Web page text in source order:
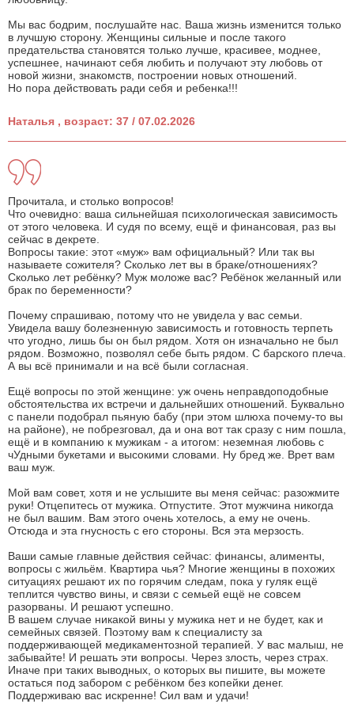
Мы вас бодрим, послушайте нас. Ваша жизнь изменится только
в лучшую сторону. Женщины сильные и после такого
предательства становятся только лучше, красивее, моднее,
успешнее, начинают себя любить и получают эту любовь от
новой жизни, знакомств, построении новых отношений.
Но пора действовать ради себя и ребенка!!!
Наталья , возраст: 37 / 07.02.2026
Прочитала, и столько вопросов!
Что очевидно: ваша сильнейшая психологическая зависимость
от этого человека. И судя по всему, ещё и финансовая, раз вы
сейчас в декрете.
Вопросы такие: этот «муж» вам официальный? Или так вы
называете сожителя? Сколько лет вы в браке/отношениях?
Сколько лет ребёнку? Муж моложе вас? Ребёнок желанный или
брак по беременности?
Почему спрашиваю, потому что не увидела у вас семьи.
Увидела вашу болезненную зависимость и готовность терпеть
что угодно, лишь бы он был рядом. Хотя он изначально не был
рядом. Возможно, позволял себе быть рядом. С барского плеча.
А вы всё принимали и на всё были согласная.
Ещё вопросы по этой женщине: уж очень неправдоподобные
обстоятельства их встречи и дальнейших отношений. Буквально
с панели подобрал пьяную бабу (при этом шлюха почему-то вы
на районе), не побрезговал, да и она вот так сразу с ним пошла,
ещё и в компанию к мужикам - а итогом: неземная любовь с
чУдными букетами и высокими словами. Ну бред же. Врет вам
ваш муж.
Мой вам совет, хотя и не услышите вы меня сейчас: разожмите
руки! Отцепитесь от мужика. Отпустите. Этот мужчина никогда
не был вашим. Вам этого очень хотелось, а ему не очень.
Отсюда и эта гнусность с его стороны. Вся эта мерзость.
Ваши самые главные действия сейчас: финансы, алименты,
вопросы с жильём. Квартира чья? Многие женщины в похожих
ситуациях решают их по горячим следам, пока у гуляк ещё
теплится чувство вины, и связи с семьей ещё не совсем
разорваны. И решают успешно.
В вашем случае никакой вины у мужика нет и не будет, как и
семейных связей. Поэтому вам к специалисту за
поддерживающей медикаментозной терапией. У вас малыш, не
забывайте! И решать эти вопросы. Через злость, через страх.
Иначе при таких выводных, о которых вы пишите, вы можете
остаться под забором с ребёнком без копейки денег.
Поддерживаю вас искренне! Сил вам и удачи!